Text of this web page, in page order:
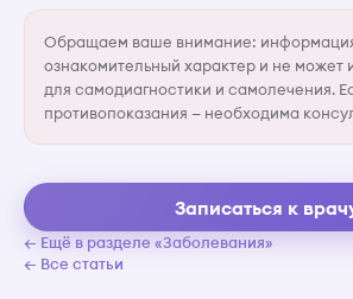
Обращаем ваше внимание:
ознакомительный характер и не может
для самодиагностики и самолечения.
противопоказания — необходима
Записаться к
← Ещё в разделе «Заболевания»
← Все статьи